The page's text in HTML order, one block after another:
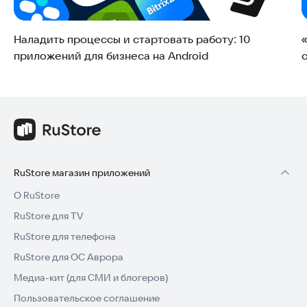
Наладить процессы и стартовать работу: 10
приложений для бизнеса на Android
RuStore магазин приложений
О RuStore
RuStore для TV
RuStore для телефона
RuStore для ОС Аврора
Медиа-кит (для СМИ и блогеров)
Пользовательское соглашение